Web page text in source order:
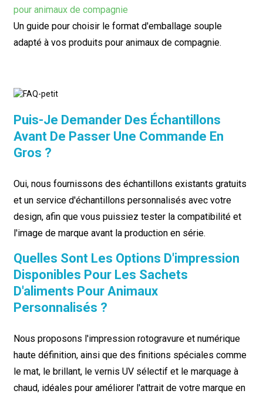
pour animaux de compagnie
Un guide pour choisir le format d'emballage souple
adapté à vos produits pour animaux de compagnie.
Puis-Je Demander Des Échantillons
Avant De Passer Une Commande En
Gros ?
Oui, nous fournissons des échantillons existants gratuits
et un service d'échantillons personnalisés avec votre
design, afin que vous puissiez tester la compatibilité et
l'image de marque avant la production en série.
Quelles Sont Les Options D'impression
Disponibles Pour Les Sachets
D'aliments Pour Animaux
Personnalisés ?
Nous proposons l'impression rotogravure et numérique
haute définition, ainsi que des finitions spéciales comme
le mat, le brillant, le vernis UV sélectif et le marquage à
chaud, idéales pour améliorer l'attrait de votre marque en